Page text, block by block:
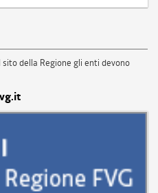
della Regione gli enti devono